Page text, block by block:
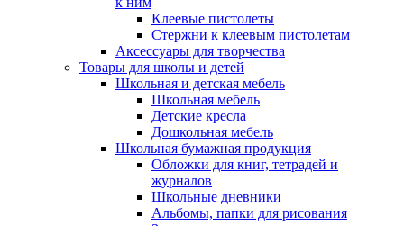
Клеевые пистолеты
Стержни к клеевым пистолетам
Аксессуары для творчества
Товары для школы и детей
Школьная и детская мебель
Школьная мебель
Детские кресла
Дошкольная мебель
Школьная бумажная продукция
Обложки для книг, тетрадей и
журналов
Школьные дневники
Альбомы, папки для рисования